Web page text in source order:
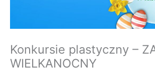
Konkursie plastyczny –
WIELKANOCNY